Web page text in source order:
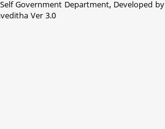
Government Department, Developed by
Ver 3.0